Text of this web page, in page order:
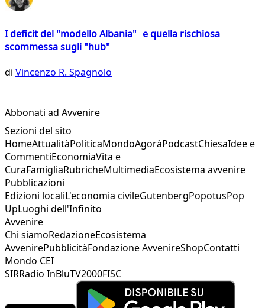
I deficit del "modello Albania" e quella rischiosa
scommessa sugli "hub"
di Vincenzo R. Spagnolo
Abbonati ad Avvenire
Sezioni del sito
HomeAttualitàPoliticaMondoAgoràPodcastChiesaIdee e
CommentiEconomiaVita e
CuraFamigliaRubricheMultimediaEcosistema avvenire
Pubblicazioni
Edizioni localiL'economia civileGutenbergPopotusPop
UpLuoghi dell'Infinito
Avvenire
Chi siamoRedazioneEcosistema
AvvenirePubblicitàFondazione AvvenireShopContatti
Mondo CEI
SIRRadio InBluTV2000FISC